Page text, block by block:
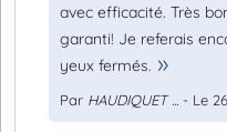
avec efficacité. Très
garanti! Je referais
yeux fermés.
Par HAUDIQUET ... - Le